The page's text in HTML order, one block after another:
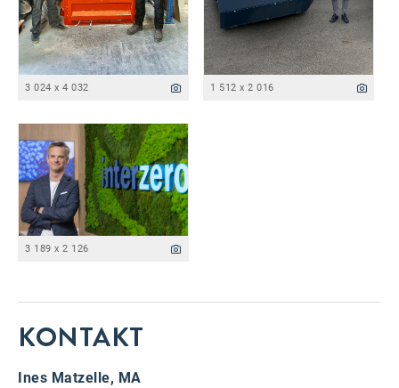
3 024 x 4 032 1 512 x 2 016
3 189 x 2 126
KONTAKT
Ines Matzelle, MA